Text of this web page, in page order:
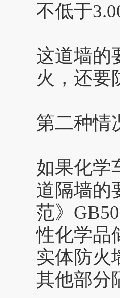
不低于
这道墙的
火，还要
第二种情
如果化学
道隔墙的
范》
性化学品
实体防火
其他部分